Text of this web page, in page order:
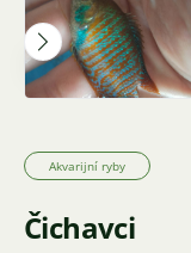
Akvarijní ryby
Čichavci